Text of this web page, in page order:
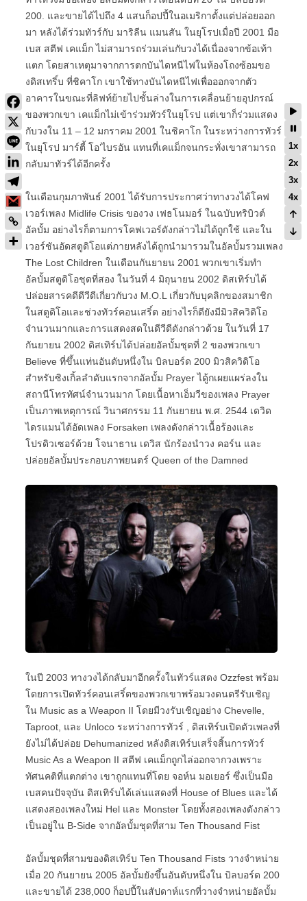
200. และขายได้ไปถึง 4 แสนก็อปปี้ในอเมริกาตั้งแต่ปล่อยออก
มา หลังได้ร่วมทัวร์กับ มาริลีน แมนสัน ในยุโรปเมื่อปี 2001 มือ
เบส สตีฟ เคแม็ก ไม่สามารถร่วมเล่นกับวงได้เนื่องจากข้อเท้า
แตก โดยสาเหตุมาจากการตกบันไดหนีไฟในห้องโถงซ้อมขอ
งดิสเทริ์บ ที่ชิคาโก เขาใช้ทางบันไดหนีไฟเพื่อออกจากตัว
อาคารในขณะที่ลิฟท์ย้ายไปชั้นล่างในการเคลื่อนย้ายอุปกรณ์
ของพวกเขา เคแม็กไม่เข้าร่วมทัวร์ในยุโรป แต่เขาก็ร่วมแสดง
กับวงใน 11 – 12 มกราคม 2001 ในชิคาโก ในระหว่างการทัวร์
ในยุโรป มาร์ตี้ โอ’ไบรอัน แทนที่เคแม็กจนกระทั่งเขาสามารถ
กลับมาทัวร์ได้อีกครั้ง
ในเดือนกุมภาพันธ์ 2001 ได้รับการประกาศว่าทางวงได้โคฟ
เวอร์เพลง Midlife Crisis ของวง เฟธโนมอร์ ในฉบับทริบิวต์
อัลบั้ม อย่างไรก็ตามการโคฟเวอร์ดังกล่าวไม่ได้ถูกใช้ และใน
เวอร์ชันอัดสตูดิโอแต่ภายหลังได้ถูกนำมารวมในอัลบั้มรวมเพลง
The Lost Children ในเดือนกันยายน 2001 พวกเขาเริ่มทำ
อัลบั้มสตูดิโอชุดที่สอง ในวันที่ 4 มิถุนายน 2002 ดิสเทิร์บได้
ปล่อยสารคดีดีวีดีเกี่ยวกับวง M.O.L เกี่ยวกับบุคลิกของสมาชิก
ในสตูดิโอและช่วงทัวร์คอนเสริ์ต อย่างไรก็ดียังมีมิวสิควิดิโอ
จำนวนมากและการแสดงสดในดีวีดีดังกล่าวด้วย ในวันที่ 17
กันยายน 2002 ดิสเทิร์บได้ปล่อยอัลบั้มชุดที่ 2 ของพวกเขา
Believe ที่ขึ้นแท่นอันดับหนึ่งใน บิลบอร์ด 200 มิวสิควิดิโอ
สำหรับซิงเกิ้ลลำดับแรกจากอัลบั้ม Prayer ไดู้กเผยแผร่ลงใน
สถานีโทรทัศน์จำนวนมาก โดยเนื้อหาเอ็มวีของเพลง Prayer
เป็นภาพเหตุการณ์ วินาศกรรม 11 กันยายน พ.ศ. 2544 เดวิด
ไดรแมนได้อัดเพลง Forsaken เพลงดังกล่าวเนื้อร้องและ
โปรดิวเซอร์ด้วย โจนาธาน เดวิส นักร้องนำวง คอร์น และ
ปล่อยอัลบั้มประกอบภาพยนตร์ Queen of the Damned
ในปี 2003 ทางวงได้กลับมาอีกครั้งในทัวร์แสดง Ozzfest พร้อม
โดยการเปิดทัวร์คอนเสริ์ตของพวกเขาพร้อมวงดนตรีรับเชิญ
ใน Music as a Weapon II โดยมีวงรับเชิญอย่าง Chevelle,
Taproot, และ Unloco ระหว่างการทัวร์ , ดิสเทิร์บเปิดตัวเพลงที่
ยังไม่ได้ปล่อย Dehumanized หลังดิสเทิร์บเสร็จสิ้นการทัวร์
Music As a Weapon II สตีฟ เคแม็กถูกไล่ออกจากวงเพราะ
ทัศนคติที่แตกต่าง เขาถูกแทนที่โดย จอห์น มอเยอร์ ซึ่งเป็นมือ
เบสคนปัจจุบัน ดิสเทิร์บได้เล่นแสดงที่ House of Blues และได้
แสดงสองเพลงใหม่ Hel และ Monster โดยทั้งสองเพลงดังกล่าว
เป็นอยู่ใน B-Side จากอัลบั้มชุดที่สาม Ten Thousand Fist
อัลบั้มชุดที่สามของดิสเทิร์บ Ten Thousand Fists วางจำหน่าย
เมื่อ 20 กันยายน 2005 อัลบั้มยังขึ้นอันดับหนึ่งใน บิลบอร์ด 200
และขายได้ 238,000 ก็อปปี้ในสัปดาห์แรกที่วางจำหน่ายอัลบั้ม
1x
2x
3x
4x